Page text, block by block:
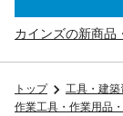
カインズの新商品
トップ
工具・建
作業工具・作業用品